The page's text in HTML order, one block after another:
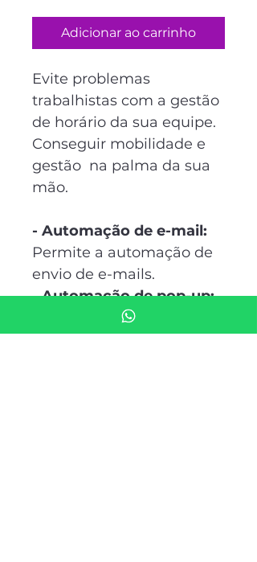
Adicionar ao carrinho
Evite problemas
trabalhistas com a gestão
de horário da sua equipe.
Conseguir mobilidade e
gestão  na palma da sua
mão.
- Automação de e-mail:
Permite a automação de
envio de e-mails.
- Automação de pop-up:
Permite a automação de
envio de notificações